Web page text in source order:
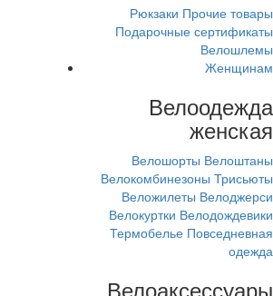
Рюкзаки Прочие товары
Подарочные сертификаты
Велошлемы
Женщинам
Велоодежда
женская
Велошорты Велоштаны
Велокомбинезоны Трисьюты
Веложилеты Велоджерси
Велокуртки Велодождевики
Термобелье Повседневная
одежда
Велоаксессуары